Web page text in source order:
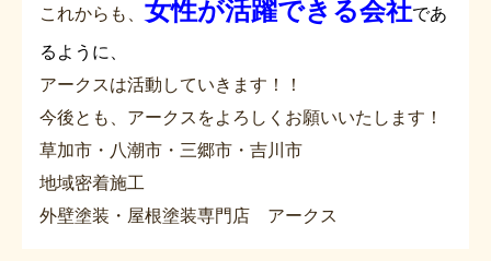
これからも、 女性が活躍できる会社であ
るように、
アークスは活動していきます！！
今後とも、アークスをよろしくお願いいたします！
草加市・八潮市・三郷市・吉川市
地域密着施工
外壁塗装・屋根塗装専門店 アークス